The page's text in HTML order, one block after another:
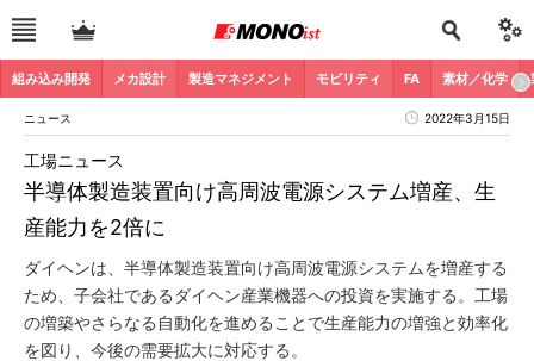
組み込み開発 メカ設計 製造マネジメント モビリティ FA 素材／化学
ニュース 2022年3月15日
半導体製造装置向け高周波電源システム増産、生
産能力を2倍に
工場ニュース
ダイヘンは、半導体製造装置向け高周波電源システムを増産する
ため、子会社であるダイヘン産業機器への投資を実施する。工場
の増築やさらなる自動化を進めることで生産能力の増強と効率化
を図り、今後の需要拡大に対応する。